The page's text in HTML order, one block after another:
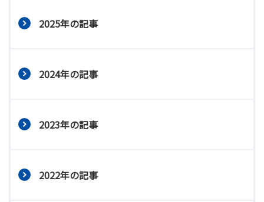
2025年の記事
2024年の記事
2023年の記事
2022年の記事